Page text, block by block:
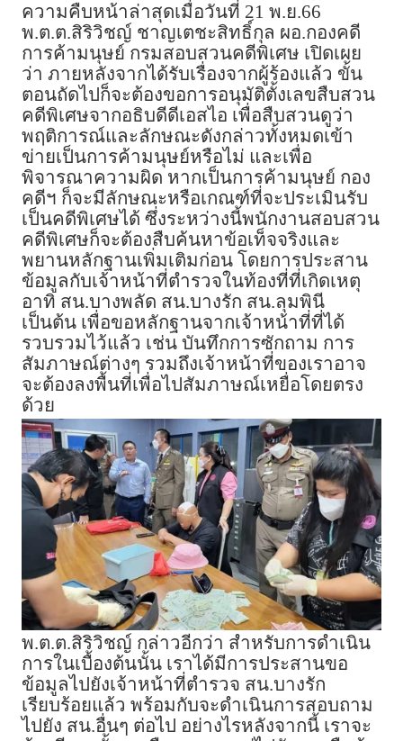
ความคืบหน้าล่าสุดเมื่อวันที่ 21 พ.ย.66
พ.ต.ต.สิริวิชญ์ ชาญเตชะสิทธิ์กุล ผอ.กองคดี
การค้ามนุษย์ กรมสอบสวนคดีพิเศษ เปิดเผย
ว่า ภายหลังจากได้รับเรื่องจากผู้ร้องแล้ว ขั้น
ตอนถัดไปก็จะต้องขอการอนุมัติตั้งเลขสืบสวน
คดีพิเศษจากอธิบดีดีเอสไอ เพื่อสืบสวนดูว่า
พฤติการณ์และลักษณะดังกล่าวทั้งหมดเข้า
ข่ายเป็นการค้ามนุษย์หรือไม่ และเพื่อ
พิจารณาความผิด หากเป็นการค้ามนุษย์ กอง
คดีฯ ก็จะมีลักษณะหรือเกณฑ์ที่จะประเมินรับ
เป็นคดีพิเศษได้ ซึ่งระหว่างนี้พนักงานสอบสวน
คดีพิเศษก็จะต้องสืบค้นหาข้อเท็จจริงและ
พยานหลักฐานเพิ่มเติมก่อน โดยการประสาน
ข้อมูลกับเจ้าหน้าที่ตำรวจในท้องที่ที่เกิดเหตุ
อาทิ สน.บางพลัด สน.บางรัก สน.ลุมพินี
เป็นต้น เพื่อขอหลักฐานจากเจ้าหน้าที่ที่ได้
รวบรวมไว้แล้ว เช่น บันทึกการซักถาม การ
สัมภาษณ์ต่างๆ รวมถึงเจ้าหน้าที่ของเราอาจ
จะต้องลงพื้นที่เพื่อไปสัมภาษณ์เหยื่อโดยตรง
ด้วย
พ.ต.ต.สิริวิชญ์ กล่าวอีกว่า สำหรับการดำเนิน
การในเบื้องต้นนั้น เราได้มีการประสานขอ
ข้อมูลไปยังเจ้าหน้าที่ตำรวจ สน.บางรัก
เรียบร้อยแล้ว พร้อมกับจะดำเนินการสอบถาม
ไปยัง สน.อื่นๆ ต่อไป อย่างไรหลังจากนี้ เราจะ